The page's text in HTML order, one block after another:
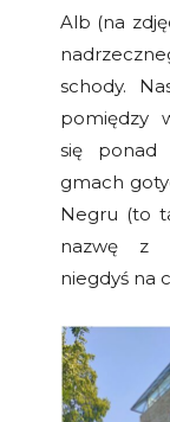
Alb (na
schody.
pomiędzy
się ponad
gmach
Negru (to
nazwę z
niegdyś na